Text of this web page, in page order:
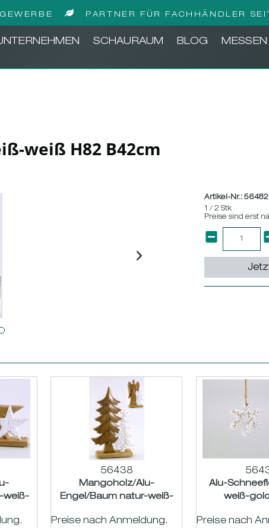
PARTNER FÜR FACHHÄNDLER
SCHAURAUM BLOG MESSEN
weiß H82 B42cm
Artikel-Nr.:56482
1 / 2 Stk
Preise sind erst
weiß-
56438
Mangoholz/Alu-
Engel/Baum natur-weiß-
Preise nach Anmeldung.
Alu-
weiß-
Preise nach